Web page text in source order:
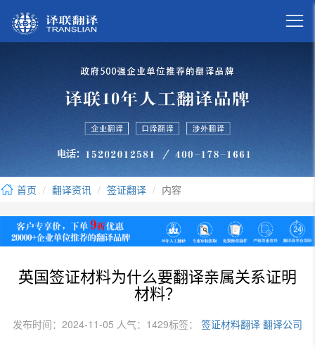

首页 翻译资讯 签证翻译 内容
英国签证材料为什么要翻译亲属关系证明
材料？
发布时间：2024-11-05 人气：1429标签： 签证材料翻译 翻译公司